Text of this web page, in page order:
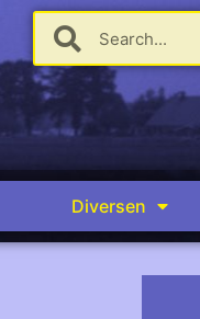
Diversen